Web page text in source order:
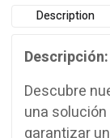
Description
Descripción:
Descubre
una
garantizar